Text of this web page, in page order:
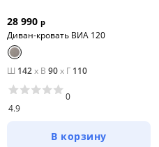
28 990 р
Диван-кровать ВИА 120
Ш 142x В 90x Г 110
4.9
0
В корзину